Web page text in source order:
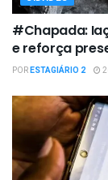
#Chapada:
e reforça
PORESTAGIÁRIO 2